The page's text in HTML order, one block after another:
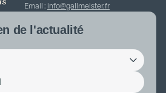
Email : info@gallmeister.fr
de l'actualité